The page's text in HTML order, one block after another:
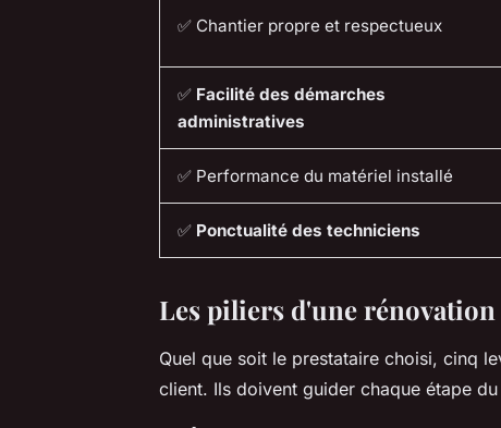
✅ Chantier propre et respectueux
✅ Facilité des démarches
administratives
✅ Performance du matériel installé
✅ Ponctualité des techniciens
Les piliers d'une
Quel que soit le prestataire choisi, cinq
client. Ils doivent guider chaque étape